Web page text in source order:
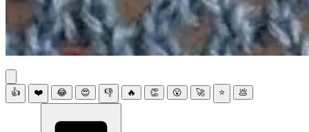
👍 ❤️ 😂 😍 👎 🔥 👏 😮 🚀 ⭐ 💩